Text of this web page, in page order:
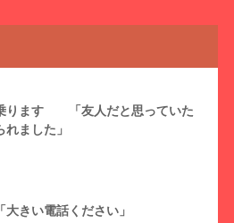
ります 「友人だと思っていた
ました」
大きい電話ください」